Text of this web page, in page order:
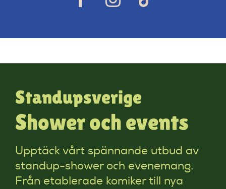
Standupsverige
Shower och events
Upptäck vårt spännande utbud av
standup-shower och evenemang.
Från etablerade komiker till nya